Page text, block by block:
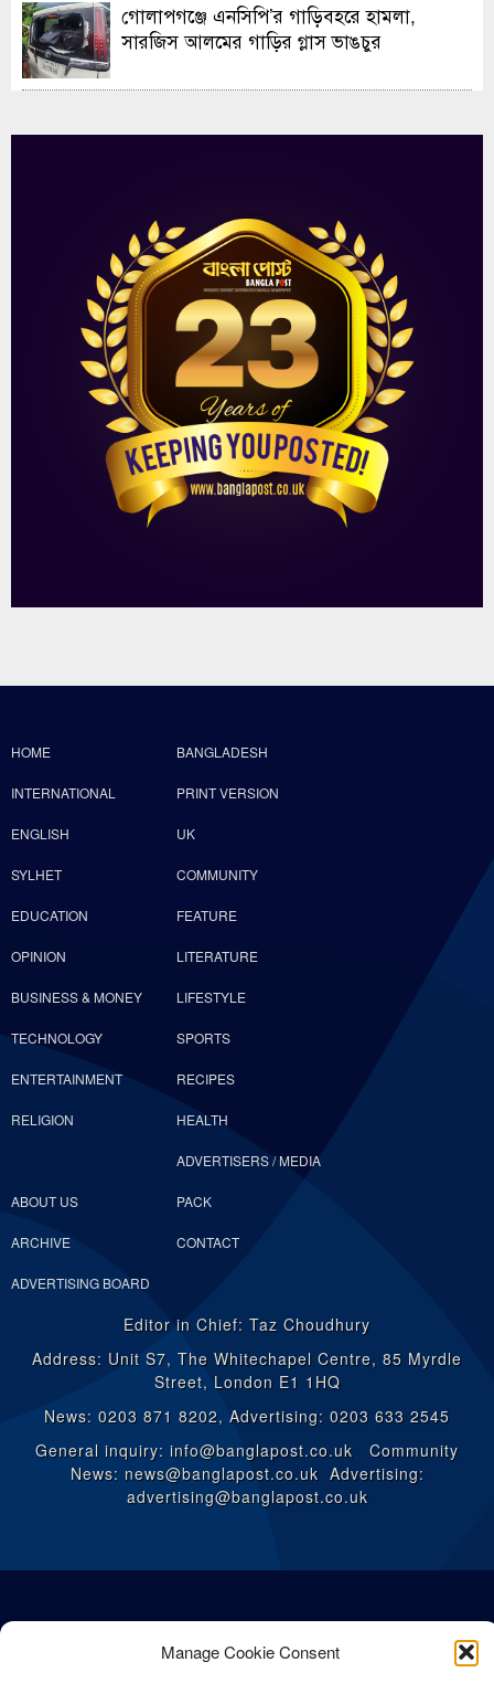
Manage Cookie Consent
গোলাপগঞ্জে এনসিপি’র গাড়িবহরে হামলা,
সারজিস আলমের গাড়ির গ্লাস ভাঙচুর
HOME BANGLADESH
INTERNATIONAL PRINT VERSION
ENGLISH UK
SYLHET COMMUNITY
EDUCATION FEATURE
OPINION LITERATURE
BUSINESS & MONEY LIFESTYLE
TECHNOLOGY SPORTS
ENTERTAINMENT RECIPES
RELIGION HEALTH
ABOUT US
ADVERTISERS / MEDIA
PACK
ARCHIVE CONTACT
ADVERTISING BOARD
Editor in Chief: Taz Choudhury
Address: Unit S7, The Whitechapel Centre, 85 Myrdle
Street, London E1 1HQ
News: 0203 871 8202, Advertising: 0203 633 2545
General inquiry: info@banglapost.co.uk Community
News: news@banglapost.co.uk Advertising:
advertising@banglapost.co.uk